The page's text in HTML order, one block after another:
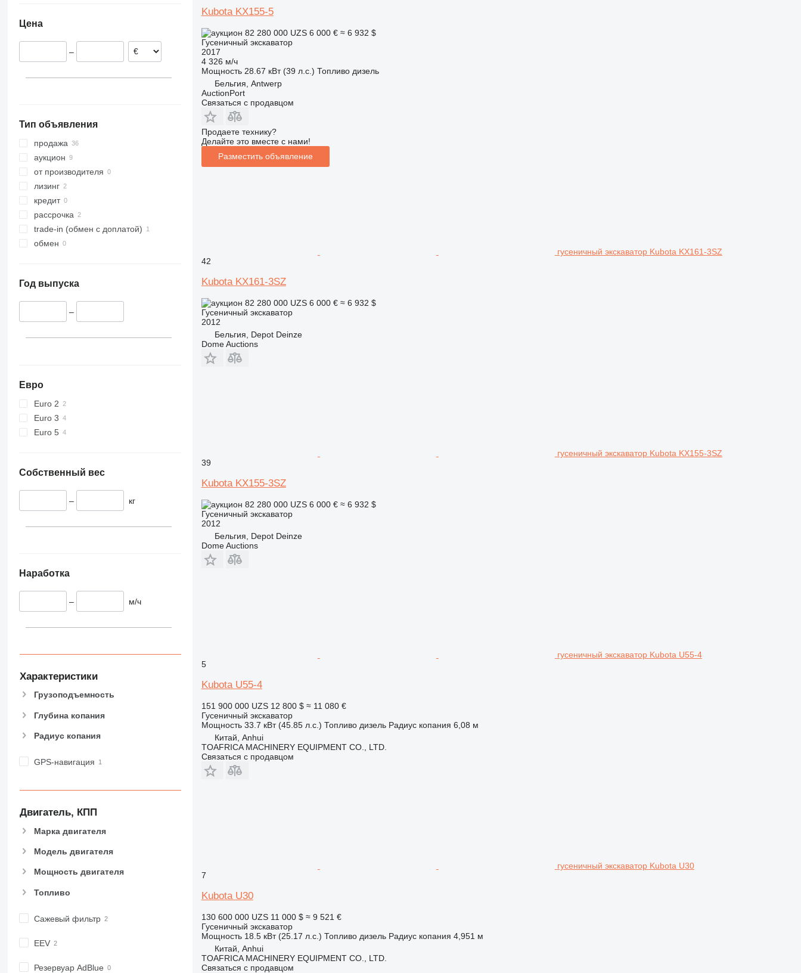
320
326
329
330
336
340
345
349
350
365
390
395
C-series
PC
Норвегия
Нидерланды
Цена
–
Тип объявления
продажа
аукцион
от производителя
лизинг
кредит
рассрочка
trade-in (обмен с доплатой)
обмен
Год выпуска
–
Евро
Euro 2
Euro 3
Euro 5
Собственный вес
– кг
Наработка
– м/ч
Характеристики
Грузоподъемность
Глубина копания
Радиус копания
GPS-навигация
Двигатель, КПП
Марка двигателя
Модель двигателя
Мощность двигателя
Топливо
Сажевый фильтр
EEV
Резервуар AdBlue
Kubota KX155-5
82 280 000 UZS 6 000 € ≈ 6 932 $
Гусеничный экскаватор
2017
4 326 м/ч
Мощность 28.67 кВт (39 л.с.) Топливо дизель
Бельгия, Antwerp
AuctionPort
Связаться с продавцом
Продаете технику?
Делайте это вместе с нами!
Разместить объявление
гусеничный экскаватор Kubota KX161-3SZ
42
Kubota KX161-3SZ
82 280 000 UZS 6 000 € ≈ 6 932 $
Гусеничный экскаватор
2012
Бельгия, Depot Deinze
Dome Auctions
гусеничный экскаватор Kubota KX155-3SZ
39
Kubota KX155-3SZ
82 280 000 UZS 6 000 € ≈ 6 932 $
Гусеничный экскаватор
2012
Бельгия, Depot Deinze
Dome Auctions
гусеничный экскаватор Kubota U55-4
5
Kubota U55-4
151 900 000 UZS 12 800 $ ≈ 11 080 €
Гусеничный экскаватор
Мощность 33.7 кВт (45.85 л.с.) Топливо дизель Радиус копания 6,08 м
Китай, Anhui
TOAFRICA MACHINERY EQUIPMENT CO., LTD.
Связаться с продавцом
гусеничный экскаватор Kubota U30
7
Kubota U30
130 600 000 UZS 11 000 $ ≈ 9 521 €
Гусеничный экскаватор
Мощность 18.5 кВт (25.17 л.с.) Топливо дизель Радиус копания 4,951 м
Китай, Anhui
TOAFRICA MACHINERY EQUIPMENT CO., LTD.
Связаться с продавцом